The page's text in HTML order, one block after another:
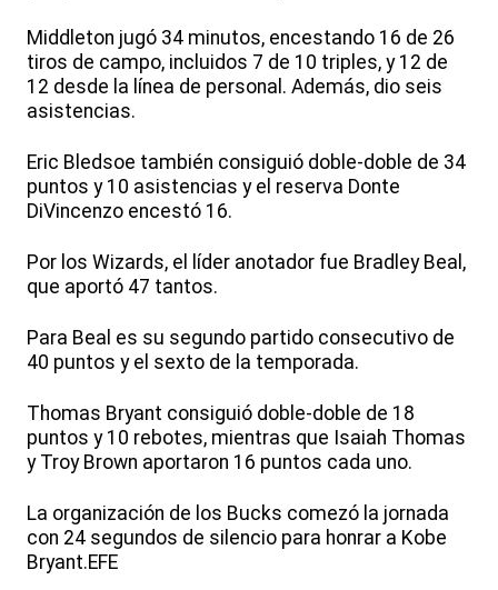
Middleton jugó 34 minutos, encestando 16 de 26
tiros de campo, incluidos 7 de 10 triples, y 12 de
12 desde la línea de personal. Además, dio seis
asistencias.
Eric Bledsoe también consiguió doble-doble de 34
puntos y 10 asistencias y el reserva Donte
DiVincenzo encestó 16.
Por los Wizards, el líder anotador fue Bradley Beal,
que aportó 47 tantos.
Para Beal es su segundo partido consecutivo de
40 puntos y el sexto de la temporada.
Thomas Bryant consiguió doble-doble de 18
puntos y 10 rebotes, mientras que Isaiah Thomas
y Troy Brown aportaron 16 puntos cada uno.
La organización de los Bucks comezó la jornada
con 24 segundos de silencio para honrar a Kobe
Bryant.EFE